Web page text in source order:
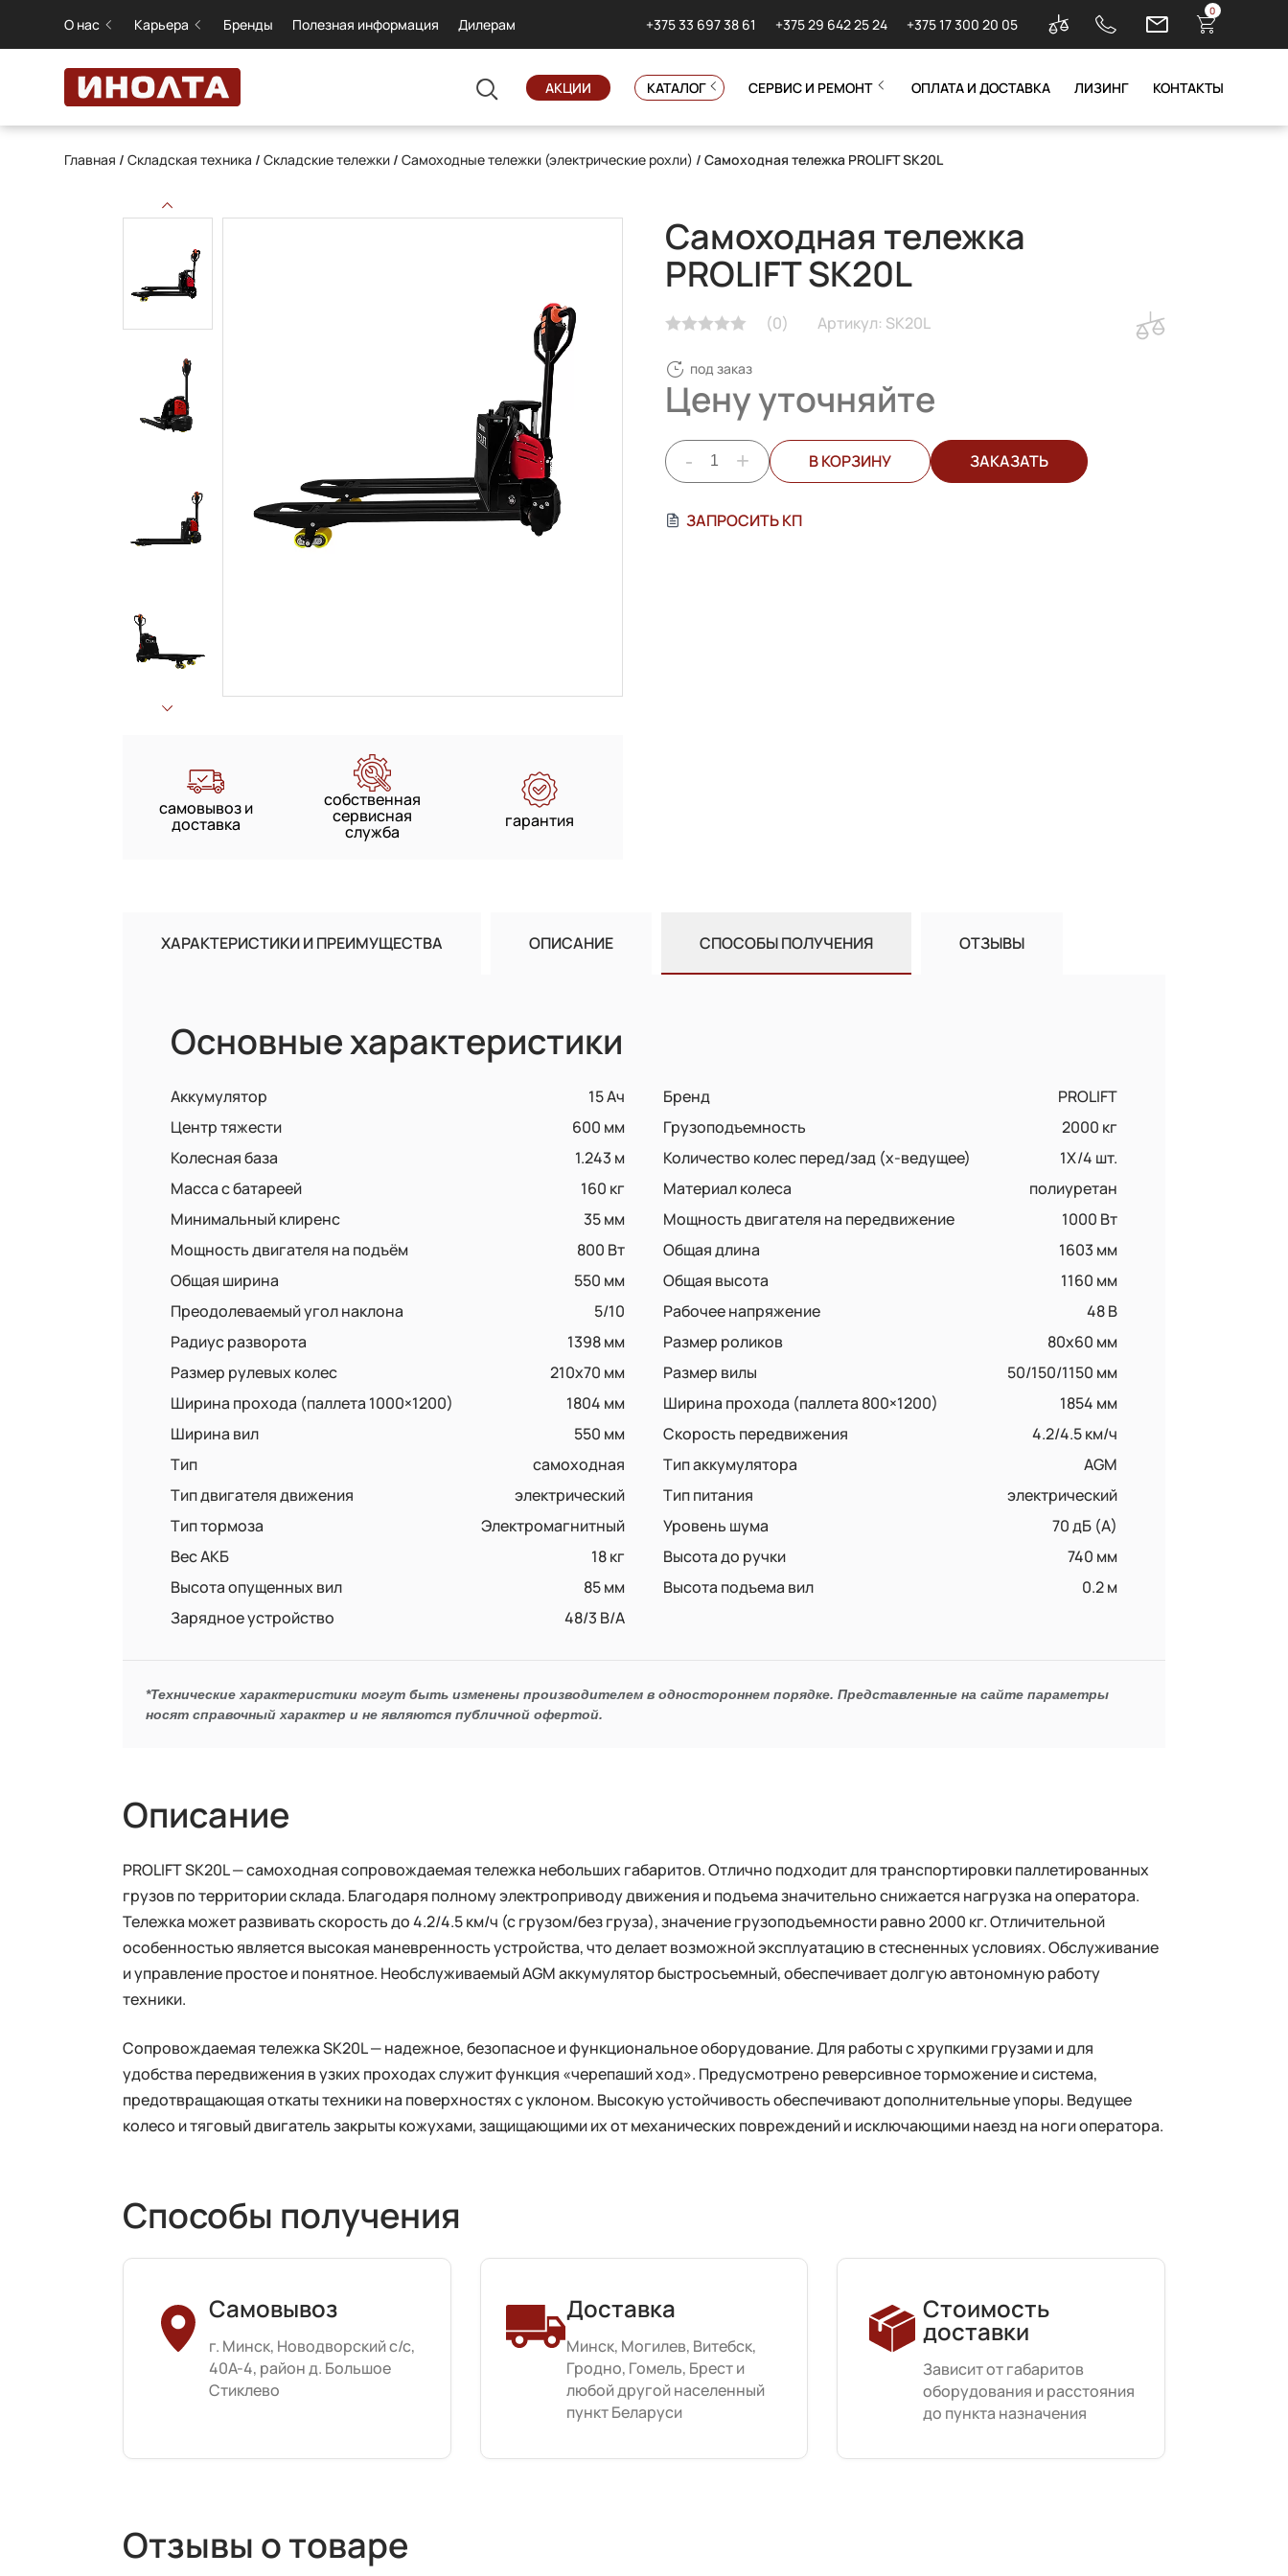
О нас Карьера Бренды Полезная информация Дилерам +375 33 697 38 61 +375 29 642 25 24 +375 17 300 20 05
0
АКЦИИ КАТАЛОГ СЕРВИС И РЕМОНТ ОПЛАТА И ДОСТАВКА ЛИЗИНГ КОНТАКТЫ
Главная /Складская техника /Складские тележки /Самоходные тележки (электрические рохли) / Самоходная тележка PROLIFT SK20L
самовывоз и
доставка
собственная
сервисная
служба
гарантия
Самоходная тележка
PROLIFT SK20L
(0) Артикул: SK20L
под заказ
Цену уточняйте
- + В КОРЗИНУ ЗАКАЗАТЬ
ЗАПРОСИТЬ КП
ХАРАКТЕРИСТИКИ И ПРЕИМУЩЕСТВА ОПИСАНИЕ СПОСОБЫ ПОЛУЧЕНИЯ ОТЗЫВЫ
Основные характеристики
Аккумулятор 15 Ач Бренд
PROLIFT
Центр тяжести
600 мм Грузоподъемность
2000 кг
Колесная база
1.243 м Количество колес перед/зад (x-ведущее)
1X/4 шт.
Масса с батареей
160 кг Материал колеса
полиуретан
Минимальный клиренс
35 мм Мощность двигателя на передвижение
1000 Вт
Мощность двигателя на подъём
800 Вт Общая длина
1603 мм
Общая ширина
550 мм Общая высота
1160 мм
Преодолеваемый угол наклона
5/10 Рабочее напряжение
48 В
Радиус разворота
1398 мм Размер роликов
80x60 мм
Размер рулевых колес
210x70 мм Размер вилы
50/150/1150 мм
Ширина прохода (паллета 1000×1200)
1804 мм Ширина прохода (паллета 800×1200)
1854 мм
Ширина вил
550 мм Скорость передвижения
4.2/4.5 км/ч
Тип
самоходная Тип аккумулятора
AGM
Тип двигателя движения
электрический Тип питания
электрический
Тип тормоза
Электромагнитный Уровень шума
70 дБ (А)
Вес АКБ
18 кг Высота до ручки
740 мм
Высота опущенных вил
85 мм Высота подъема вил
0.2 м
Зарядное устройство
48/3 В/А
*Технические характеристики могут быть изменены производителем в одностороннем порядке. Представленные на сайте параметры
носят справочный характер и не являются публичной офертой.
Описание
PROLIFT SK20L — самоходная сопровождаемая тележка небольших габаритов. Отлично подходит для транспортировки паллетированных
грузов по территории склада. Благодаря полному электроприводу движения и подъема значительно снижается нагрузка на оператора.
Тележка может развивать скорость до 4.2/4.5 км/ч (с грузом/без груза), значение грузоподъемности равно 2000 кг. Отличительной
особенностью является высокая маневренность устройства, что делает возможной эксплуатацию в стесненных условиях. Обслуживание
и управление простое и понятное. Необслуживаемый AGM аккумулятор быстросъемный, обеспечивает долгую автономную работу
техники.
Сопровождаемая тележка SK20L — надежное, безопасное и функциональное оборудование. Для работы с хрупкими грузами и для
удобства передвижения в узких проходах служит функция «черепаший ход». Предусмотрено реверсивное торможение и система,
предотвращающая откаты техники на поверхностях с уклоном. Высокую устойчивость обеспечивают дополнительные упоры. Ведущее
колесо и тяговый двигатель закрыты кожухами, защищающими их от механических повреждений и исключающими наезд на ноги оператора.
Способы получения
Самовывоз
г. Минск, Новодворский с/с,
40А-4, район д. Большое
Стиклево
Доставка
Минск, Могилев, Витебск,
Гродно, Гомель, Брест и
любой другой населенный
пункт Беларуси
Стоимость
доставки
Зависит от габаритов
оборудования и расстояния
до пункта назначения
Отзывы о товаре